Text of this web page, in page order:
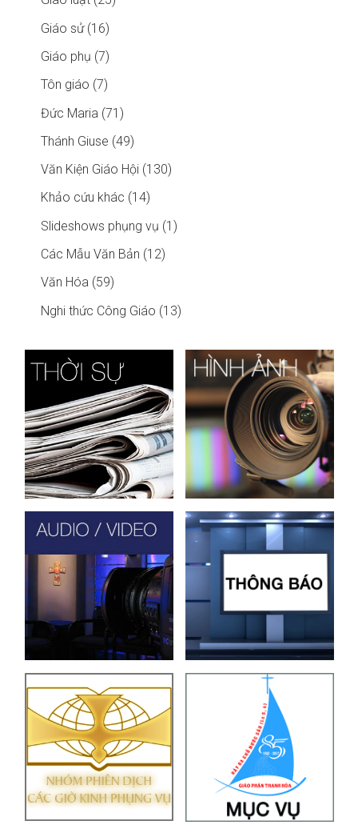
Giáo sử (16)
Giáo phụ (7)
Tôn giáo (7)
Đức Maria (71)
Thánh Giuse (49)
Văn Kiện Giáo Hội (130)
Khảo cứu khác (14)
Slideshows phụng vụ (1)
Các Mẫu Văn Bản (12)
Văn Hóa (59)
Nghi thức Công Giáo (13)